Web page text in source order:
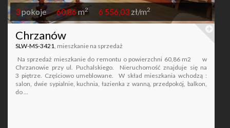
3pokoje 60,86m2 6 556,03 zł/m2
Chrzanów
SLW-MS-3421 , mieszkanie na sprzedaż
Na sprzedaż mieszkanie do remontu o powierzchni 60,86 m2 w
Chrzanowie przy ul. Puchalskiego. Nieruchomość znajduje się na
3 piętrze. Częściowo umeblowane. W skład mieszkania wchodzą :
salon, dwie sypialnie, kuchnia, łazienka z wanną, przedpokój, balkon,
do ...